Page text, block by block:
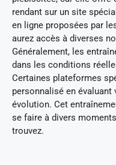
rendant sur un site
en ligne proposées par
aurez accès à diverses
Généralement, les
dans les conditions
Certaines plateformes
personnalisé en
évolution. Cet
se faire à divers
trouvez.